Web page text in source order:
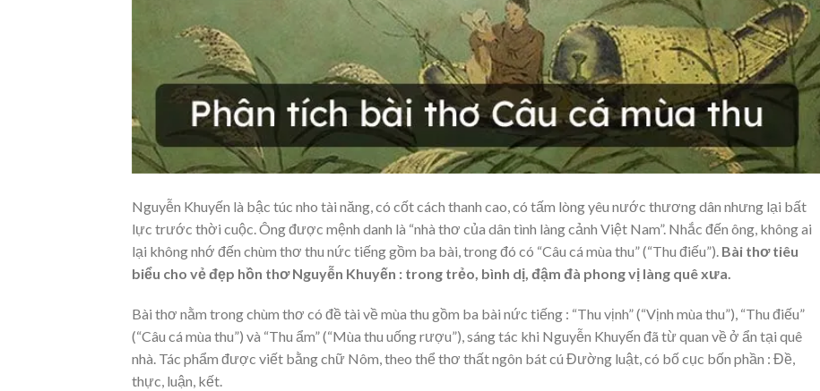
Nguyễn Khuyến là bậc túc nho tài năng, có cốt cách thanh cao, có tấm lòng yêu nước thương dân nhưng lại bất
lực trước thời cuộc. Ông được mệnh danh là “nhà thơ của dân tình làng cảnh Việt Nam”. Nhắc đến ông, không ai
lại không nhớ đến chùm thơ thu nức tiếng gồm ba bài, trong đó có “Câu cá mùa thu” (“Thu điếu”). Bài thơ tiêu
biểu cho vẻ đẹp hồn thơ Nguyễn Khuyến : trong trẻo, bình dị, đậm đà phong vị làng quê xưa.
Bài thơ nằm trong chùm thơ có đề tài về mùa thu gồm ba bài nức tiếng : “Thu vịnh” (“Vịnh mùa thu”), “Thu điếu”
(“Câu cá mùa thu”) và “Thu ẩm” (“Mùa thu uống rượu”), sáng tác khi Nguyễn Khuyến đã từ quan về ở ẩn tại quê
nhà. Tác phẩm được viết bằng chữ Nôm, theo thể thơ thất ngôn bát cú Đường luật, có bố cục bốn phần : Đề,
thực, luận, kết.